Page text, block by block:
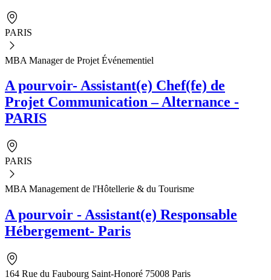
PARIS
MBA Manager de Projet Événementiel
A pourvoir- Assistant(e) Chef(fe) de
Projet Communication – Alternance -
PARIS
PARIS
MBA Management de l'Hôtellerie & du Tourisme
A pourvoir - Assistant(e) Responsable
Hébergement- Paris
164 Rue du Faubourg Saint-Honoré 75008 Paris